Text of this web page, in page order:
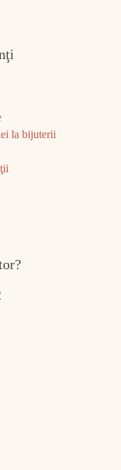
la bijuterii